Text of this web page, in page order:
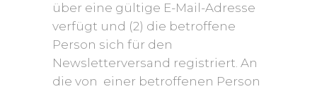
über eine gültige E-Mail-Adresse
verfügt und (2) die betroffene
Person sich für den
Newsletterversand registriert. An
die von einer betroffenen Person